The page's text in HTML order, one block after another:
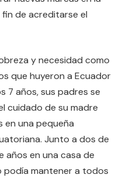
de acreditarse el
y necesidad como
que huyeron a Ecuador
7 años, sus padres se
cuidado de su madre
una pequeña
Junto a dos de
años en una casa de
podía mantener a todos